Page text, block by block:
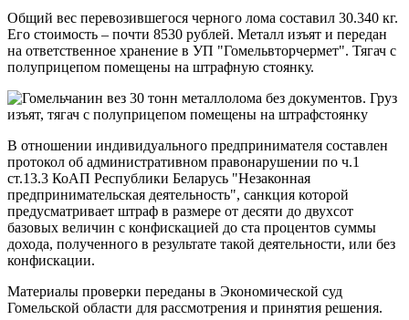
Общий вес перевозившегося черного лома составил 30.340 кг.
Его стоимость – почти 8530 рублей. Металл изъят и передан
на ответственное хранение в УП "Гомельвторчермет". Тягач с
полуприцепом помещены на штрафную стоянку.
В отношении индивидуального предпринимателя составлен
протокол об административном правонарушении по ч.1
ст.13.3 КоАП Республики Беларусь "Незаконная
предпринимательская деятельность", санкция которой
предусматривает штраф в размере от десяти до двухсот
базовых величин с конфискацией до ста процентов суммы
дохода, полученного в результате такой деятельности, или без
конфискации.
Материалы проверки переданы в Экономической суд
Гомельской области для рассмотрения и принятия решения.